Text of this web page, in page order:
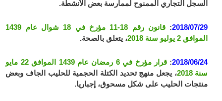
السجل التجاري الممنوح لممارسة بعض الأنشطة.
2018/07/29
:
قانون رقم 18-11 مؤرخ في 18 شوال عام 1439
الموافق 2 يوليو سنة 2018
، يتعلق بالصحة.
2018/06/24
:
قرار مؤرخ في 6 رمضان عام 1439 الموافق 22 مايو
سنة 2018
، يجعل منهج تحديد الكتلة الحجمية للحليب الجاف وبعض
منتجات الحليب على شكل مسحوق، إجباريا.